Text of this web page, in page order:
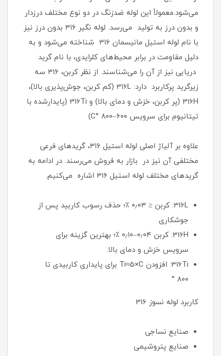
می‌شود.معمولاً این لوله ضدزنگ در دو نوع مختلف درزدار
و بدون درز به تولید می‌رسد‌. لوله نگیر ۳۱۶ بدون درز نیز
با نام لوله استیل مانیسمان ۳۱۶ شناخته می‌شود و به
دلیل مقاومت در برابر محیط‌های کلرایدی، با نام گرید
دریایی نیز از آن را می‌شناسند. از نظر کربن، ۳۱۶ سه
زیرگرید پرکاربرد دارد: 316L (کم کربن، جوش‌پذیری بالا)،
316H (پر کربن، خزش و دمای بالا) و 316Ti (پایدارشده با
تیتانیوم برای سرویس ۶۰۰–۸۰۰ °C)
علاوه‌ بر آلیاژ اصلی لوله استیل ۳۱۶، گریدهای فرعی
مختلفی آن نیز در بازار به فروش می‌رسند. در ادامه به
گریدهای مختلف لوله استیل ۳۱۶ اشاره می‌کنیم.
316L: کربن ≤ ۰٫۰۳ ٪؛ حذف رسوب کاربید پس از
جوشکاری.
316H: کربن ۰٫۰۴–۰٫۱۰ ٪؛ بهترین گزینه برای
سرویس خزش و دمای بالا.
316Ti: افزودن Ti≈5×C برای پایداری کاربیدی تا
۸۰۰ °
کاربرد لوله نسوز 316
صنایع نساجی
صنایع پتروشیمی